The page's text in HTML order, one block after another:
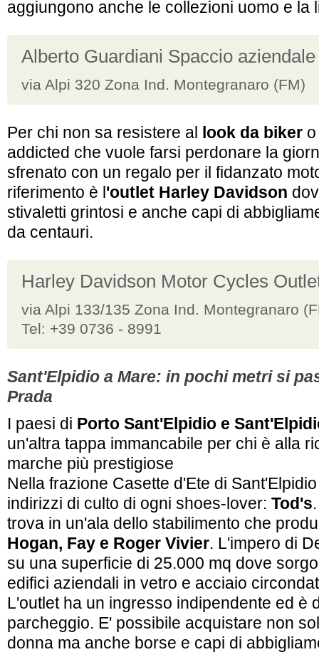
aggiungono anche le collezioni uomo e la
Alberto Guardiani Spaccio aziendale
via Alpi 320 Zona Ind. Montegranaro (FM)
Per chi non sa resistere al look da biker
addicted che vuole farsi perdonare la
sfrenato con un regalo per il fidanzato
riferimento è l'outlet Harley Davidson
stivaletti grintosi e anche capi di
da centauri.
Harley Davidson Motor Cycles
via Alpi 133/135 Zona Ind. Montegranaro
Tel: +39 0736 - 8991
Sant'Elpidio a Mare: in pochi metri si
Prada
I paesi di Porto Sant'Elpidio e
un'altra tappa immancabile per chi è alla
marche più prestigiose
Nella frazione Casette d'Ete di
indirizzi di culto di ogni shoes-lover: Tod's
trova in un'ala dello stabilimento che
Hogan, Fay e Roger Vivier. L'impero di
su una superficie di 25.000 mq dove
edifici aziendali in vetro e acciaio
L'outlet ha un ingresso indipendente ed è
parcheggio. E' possibile acquistare non
donna ma anche borse e capi di